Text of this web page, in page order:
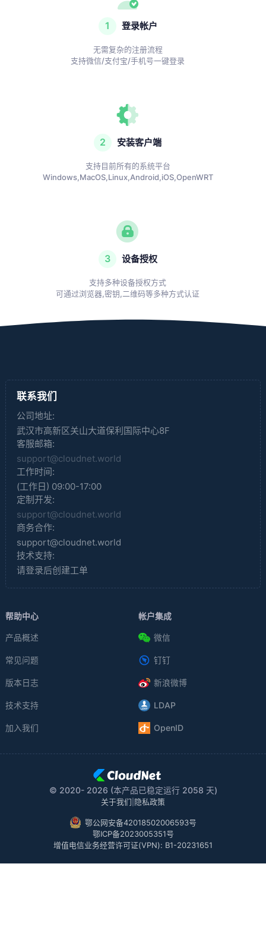
1 登录帐户
无需复杂的注册流程
支持微信/支付宝/手机号一键登录
2 安装客户端
支持目前所有的系统平台
Windows,MacOS,Linux,Android,iOS,OpenWRT
3 设备授权
支持多种设备授权方式
可通过浏览器,密钥,二维码等多种方式认证
联系我们
公司地址:
武汉市高新区关山大道保利国际中心8F
客服邮箱:
support@cloudnet.world
工作时间:
(工作日) 09:00-17:00
定制开发:
support@cloudnet.world
商务合作:
support@cloudnet.world
技术支持:
请登录后创建工单
帮助中心
产品概述
常见问题
版本日志
技术支持
加入我们
帐户集成
微信
钉钉
新浪微博
LDAP
OpenID
© 2020- 2026 (本产品已稳定运行 2058 天)
关于我们 隐私政策
鄂公网安备42018502006593号
鄂ICP备2023005351号
增值电信业务经营许可证(VPN): B1-20231651